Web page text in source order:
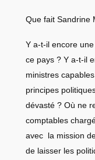
Que fait Sandrine
Y a-t-il encore
ce pays ? Y a-t-il
ministres
principes
dévasté ? Où ne
comptables
avec la mission
de laisser les